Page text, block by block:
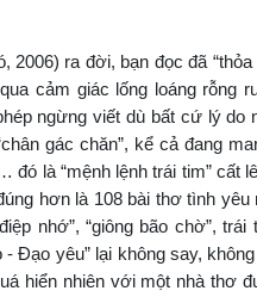
2006) ra đời, bạn đọc đã
cảm giác lống loáng rỗng
ngừng viết dù bất cứ lý do
gác chăn”, kể cả đang
đó là “mệnh lệnh trái tim” cất
hơn là 108 bài thơ tình
nhớ”, “giông bão chờ”,
Đạo yêu” lại không say,
hiển nhiên với một nhà thơ